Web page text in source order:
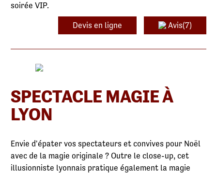
soirée VIP.
Devis en ligne Avis(7)
SPECTACLE MAGIE À
LYON
Envie d'épater vos spectateurs et convives pour Noël
avec de la magie originale ? Outre le close-up, cet
illusionniste lyonnais pratique également la magie